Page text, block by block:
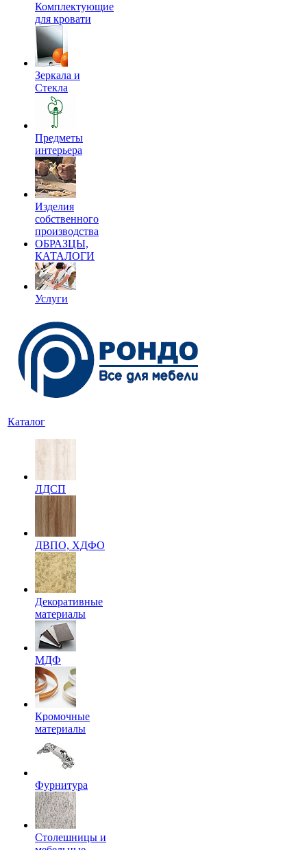
Комплектующие
для кровати
Зеркала и
Стекла
Предметы
интерьера
Изделия
собственного
производства
ОБРАЗЦЫ,
КАТАЛОГИ
Услуги
Каталог
ЛДСП
ДВПО, ХДФО
Декоративные
материалы
МДФ
Кромочные
материалы
Фурнитура
Столешницы и